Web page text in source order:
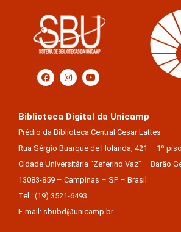
Biblioteca Digital da Unicamp
Prédio da Biblioteca Central Cesar Lattes
Rua Sérgio Buarque de Holanda, 421 – 1º piso
Cidade Universitária “Zeferino Vaz” – Barão
13083-859 – Campinas – SP – Brasil
Tel.: (19) 3521-6493
E-mail: sbubd@unicamp.br